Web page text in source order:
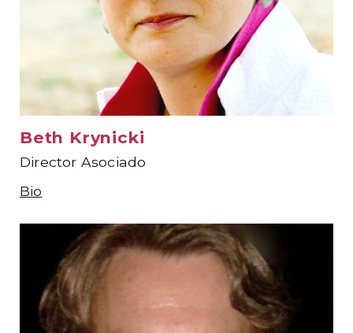
Beth Krynicki
Director Asociado
Bio